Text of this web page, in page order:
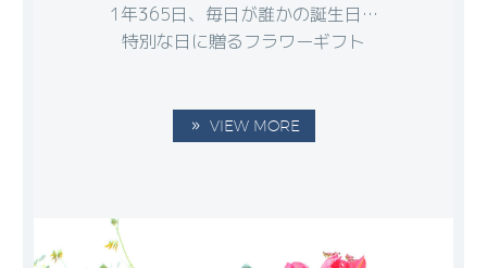
1年365日、毎日が誰かの誕生日…
特別な日に贈るフラワーギフト
VIEW MORE